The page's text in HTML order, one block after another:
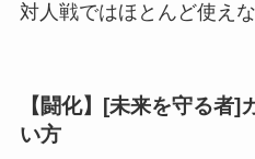
対人戦ではほとんど使えな
【闘化】[未来を守る者]
い方